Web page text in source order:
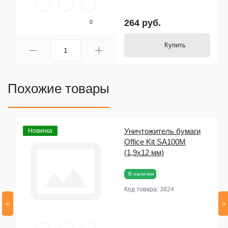
0 264 руб.
Купить
Похожие товары
<
Новинка
Уничтожитель бумаги
Office Kit SA100M
(1,9х12 мм)
В наличии
Код товара: 3824
>